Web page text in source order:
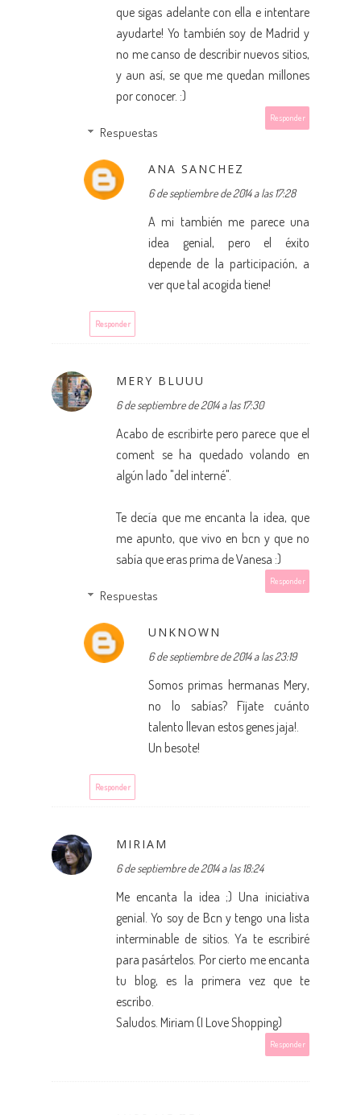
que sigas adelante con ella e intentare
ayudarte! Yo también soy de Madrid y
no me canso de describir nuevos sitios,
y aun así, se que me quedan millones
por conocer. :)
Responder
Respuestas
ANA SANCHEZ
6 de septiembre de 2014 a las 17:28
A mi también me parece una
idea genial, pero el éxito
depende de la participación, a
ver que tal acogida tiene!
Responder
MERY BLUUU
6 de septiembre de 2014 a las 17:30
Acabo de escribirte pero parece que el
coment se ha quedado volando en
algún lado "del interné".
Te decía que me encanta la idea, que
me apunto, que vivo en bcn y que no
sabía que eras prima de Vanesa :)
Responder
Respuestas
UNKNOWN
6 de septiembre de 2014 a las 23:19
Somos primas hermanas Mery,
no lo sabías? Fíjate cuánto
talento llevan estos genes jaja!.
Un besote!
Responder
MIRIAM
6 de septiembre de 2014 a las 18:24
Me encanta la idea ;) Una iniciativa
genial. Yo soy de Bcn y tengo una lista
interminable de sitios. Ya te escribiré
para pasártelos. Por cierto me encanta
tu blog, es la primera vez que te
escribo.
Saludos. Miriam (I Love Shopping)
Responder